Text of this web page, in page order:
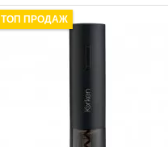
ТОП ПРОДАЖ